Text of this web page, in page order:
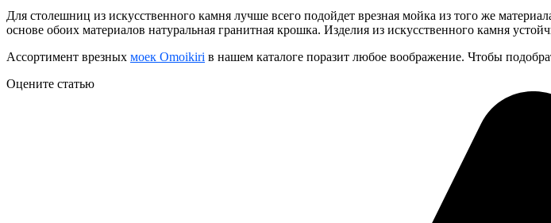
Для столешниц из искусственного камня лучше всего подойдет врезная мойка из того же
основе обоих материалов натуральная гранитная крошка. Изделия из искусственного камня
Ассортимент врезных моек Omoikiri в нашем каталоге поразит любое воображение. Чтобы
Оцените статью